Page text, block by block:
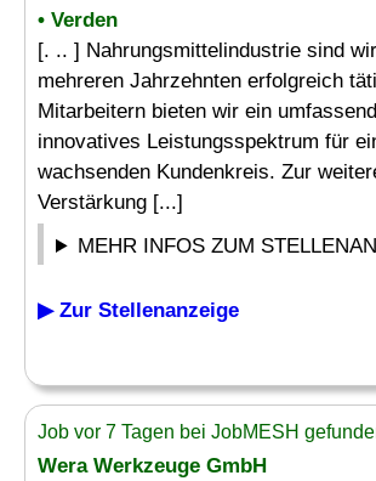
• Verden
[. .. ] Nahrungsmittelindustrie sind
mehreren Jahrzehnten erfolgreich
Mitarbeitern bieten wir ein
innovatives Leistungsspektrum für
wachsenden Kundenkreis. Zur
Verstärkung [...]
MEHR INFOS ZUM
▶ Zur Stellenanzeige
Job vor 7 Tagen bei JobMESH
Wera Werkzeuge GmbH